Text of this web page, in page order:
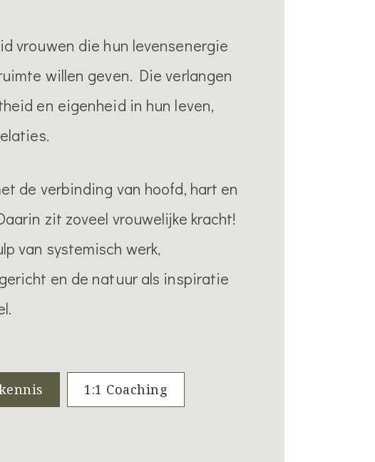
vrouwen die hun levensenergie
willen geven. Die verlangen
en eigenheid in hun leven,
de verbinding van hoofd, hart en
zit zoveel vrouwelijke kracht!
van systemisch werk,
en de natuur als inspiratie
1:1 Coaching